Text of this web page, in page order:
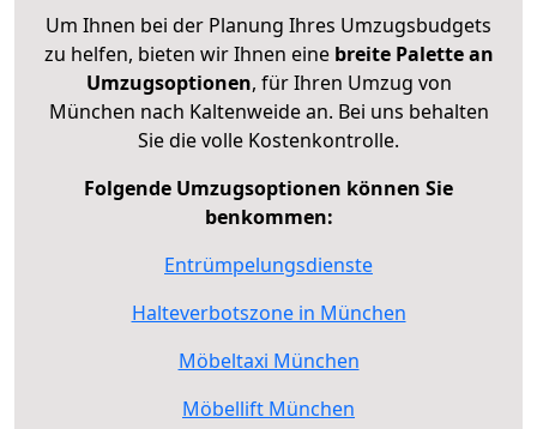
Um Ihnen bei der Planung Ihres Umzugsbudgets
zu helfen, bieten wir Ihnen eine breite Palette an
Umzugsoptionen, für Ihren Umzug von
München nach Kaltenweide an. Bei uns behalten
Sie die volle Kostenkontrolle.
Folgende Umzugsoptionen können Sie
benkommen:
Entrümpelungsdienste
Halteverbotszone in München
Möbeltaxi München
Möbellift München